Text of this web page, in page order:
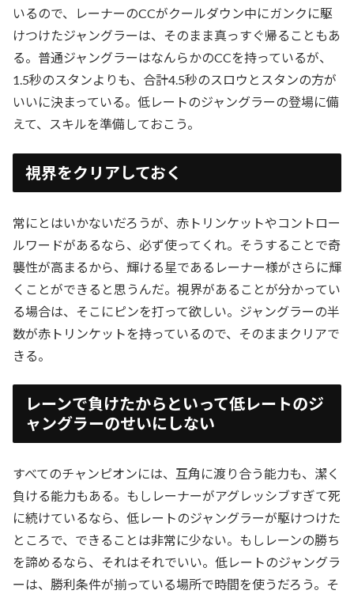
いるので、レーナーのCCがクールダウン中にガンクに駆
けつけたジャングラーは、そのまま真っすぐ帰ることもあ
る。普通ジャングラーはなんらかのCCを持っているが、
1.5秒のスタンよりも、合計4.5秒のスロウとスタンの方が
いいに決まっている。低レートのジャングラーの登場に備
えて、スキルを準備しておこう。
視界をクリアしておく
常にとはいかないだろうが、赤トリンケットやコントロー
ルワードがあるなら、必ず使ってくれ。そうすることで奇
襲性が高まるから、輝ける星であるレーナー様がさらに輝
くことができると思うんだ。視界があることが分かってい
る場合は、そこにピンを打って欲しい。ジャングラーの半
数が赤トリンケットを持っているので、そのままクリアで
きる。
レーンで負けたからといって低レートのジ
ャングラーのせいにしない
すべてのチャンピオンには、互角に渡り合う能力も、潔く
負ける能力もある。もしレーナーがアグレッシブすぎて死
に続けているなら、低レートのジャングラーが駆けつけた
ところで、できることは非常に少ない。もしレーンの勝ち
を諦めるなら、それはそれでいい。低レートのジャングラ
ーは、勝利条件が揃っている場所で時間を使うだろう。そ